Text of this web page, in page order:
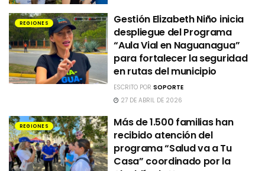
REGIONES
Gestión Elizabeth Niño inicia
despliegue del Programa
“Aula Vial en Naguanagua”
para fortalecer la seguridad
en rutas del municipio
ESCRITO PORSOPORTE
27 DE ABRIL DE 2026
REGIONES
Más de 1.500 familias han
recibido atención del
programa “Salud va a Tu
Casa” coordinado por la